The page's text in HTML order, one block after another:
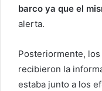
barco ya que el
alerta.
Posteriormente,
recibieron la
estaba junto a los